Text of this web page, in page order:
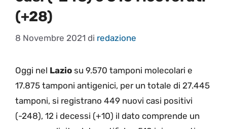
(+28)
8 Novembre 2021 di redazione
Oggi nel Lazio su 9.570 tamponi molecolari e
17.875 tamponi antigenici, per un totale di 27.445
tamponi, si registrano 449 nuovi casi positivi
(-248), 12 i decessi (+10) il dato comprende un